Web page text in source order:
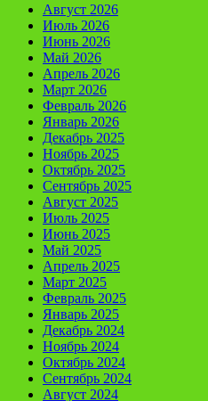
Август 2026
Июль 2026
Июнь 2026
Май 2026
Апрель 2026
Март 2026
Февраль 2026
Январь 2026
Декабрь 2025
Ноябрь 2025
Октябрь 2025
Сентябрь 2025
Август 2025
Июль 2025
Июнь 2025
Май 2025
Апрель 2025
Март 2025
Февраль 2025
Январь 2025
Декабрь 2024
Ноябрь 2024
Октябрь 2024
Сентябрь 2024
Август 2024